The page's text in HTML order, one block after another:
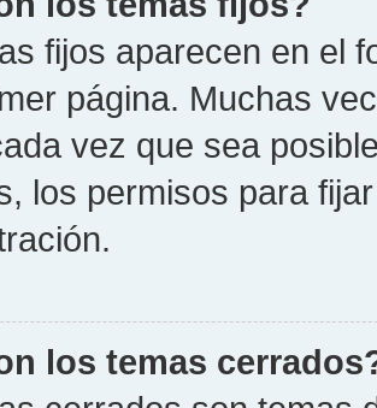
fijos aparecen en el
página. Muchas
vez que sea
los permisos para
los temas